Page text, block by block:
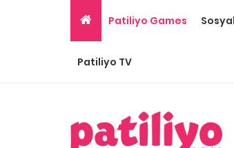
Patiliyo Games
Patiliyo TV